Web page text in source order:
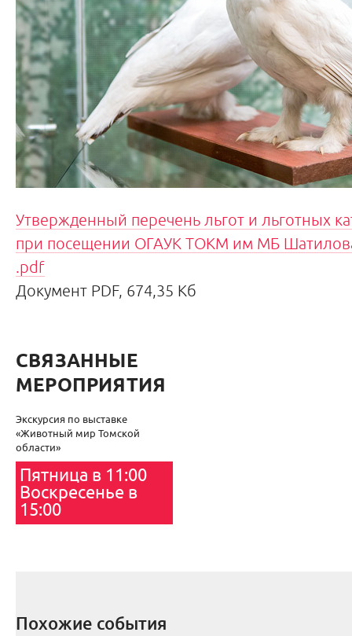
Утвержденный перечень льгот и льготных
при посещении ОГАУК ТОКМ им МБ
.pdf
Документ PDF, 674,35 Кб
СВЯЗАННЫЕ
МЕРОПРИЯТИЯ
Экскурсия по выставке
«Животный мир Томской
области»
Пятница в 11:00
Воскресенье в
15:00
Похожие события